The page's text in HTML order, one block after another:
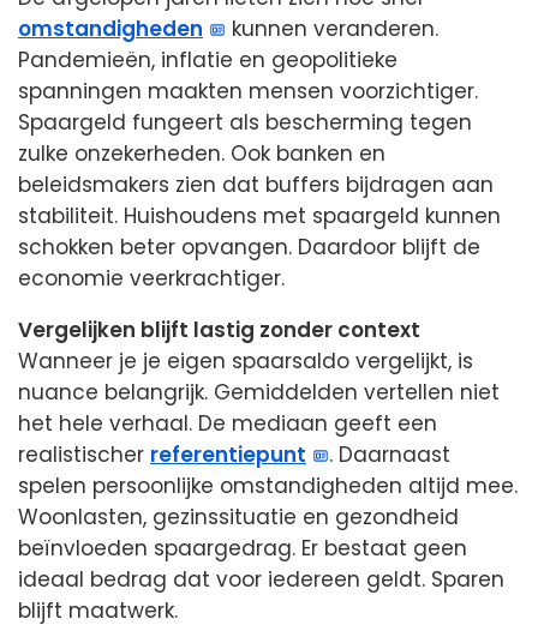
omstandigheden
kunnen veranderen.
Pandemieën, inflatie en geopolitieke
spanningen maakten mensen voorzichtiger.
Spaargeld fungeert als bescherming tegen
zulke onzekerheden. Ook banken en
beleidsmakers zien dat buffers bijdragen aan
stabiliteit. Huishoudens met spaargeld kunnen
schokken beter opvangen. Daardoor blijft de
economie veerkrachtiger.
Vergelijken blijft lastig zonder context
Wanneer je je eigen spaarsaldo vergelijkt, is
nuance belangrijk. Gemiddelden vertellen niet
het hele verhaal. De mediaan geeft een
realistischer referentiepunt
. Daarnaast
spelen persoonlijke omstandigheden altijd mee.
Woonlasten, gezinssituatie en gezondheid
beïnvloeden spaargedrag. Er bestaat geen
ideaal bedrag dat voor iedereen geldt. Sparen
blijft maatwerk.